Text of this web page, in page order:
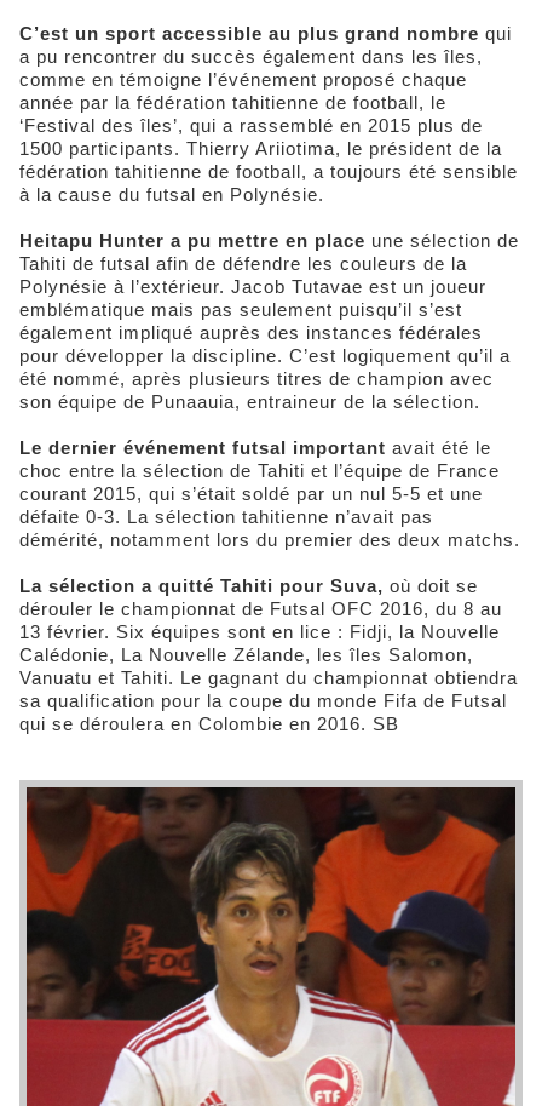
C’est un sport accessible au plus grand nombre qui
a pu rencontrer du succès également dans les îles,
comme en témoigne l’événement proposé chaque
année par la fédération tahitienne de football, le
‘Festival des îles’, qui a rassemblé en 2015 plus de
1500 participants. Thierry Ariiotima, le président de la
fédération tahitienne de football, a toujours été sensible
à la cause du futsal en Polynésie.
Heitapu Hunter a pu mettre en place une sélection de
Tahiti de futsal afin de défendre les couleurs de la
Polynésie à l’extérieur. Jacob Tutavae est un joueur
emblématique mais pas seulement puisqu’il s’est
également impliqué auprès des instances fédérales
pour développer la discipline. C’est logiquement qu’il a
été nommé, après plusieurs titres de champion avec
son équipe de Punaauia, entraineur de la sélection.
Le dernier événement futsal important avait été le
choc entre la sélection de Tahiti et l’équipe de France
courant 2015, qui s’était soldé par un nul 5-5 et une
défaite 0-3. La sélection tahitienne n’avait pas
démérité, notamment lors du premier des deux matchs.
La sélection a quitté Tahiti pour Suva, où doit se
dérouler le championnat de Futsal OFC 2016, du 8 au
13 février. Six équipes sont en lice : Fidji, la Nouvelle
Calédonie, La Nouvelle Zélande, les îles Salomon,
Vanuatu et Tahiti. Le gagnant du championnat obtiendra
sa qualification pour la coupe du monde Fifa de Futsal
qui se déroulera en Colombie en 2016. SB